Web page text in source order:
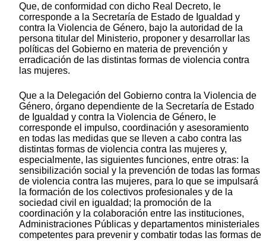
Que, de conformidad con dicho Real Decreto, le
corresponde a la Secretaría de Estado de Igualdad y
contra la Violencia de Género, bajo la autoridad de la
persona titular del Ministerio, proponer y desarrollar las
políticas del Gobierno en materia de prevención y
erradicación de las distintas formas de violencia contra
las mujeres.
Que a la Delegación del Gobierno contra la Violencia de
Género, órgano dependiente de la Secretaría de Estado
de Igualdad y contra la Violencia de Género, le
corresponde el impulso, coordinación y asesoramiento
en todas las medidas que se lleven a cabo contra las
distintas formas de violencia contra las mujeres y,
especialmente, las siguientes funciones, entre otras: la
sensibilización social y la prevención de todas las formas
de violencia contra las mujeres, para lo que se impulsará
la formación de los colectivos profesionales y de la
sociedad civil en igualdad; la promoción de la
coordinación y la colaboración entre las instituciones,
Administraciones Públicas y departamentos ministeriales
competentes para prevenir y combatir todas las formas de